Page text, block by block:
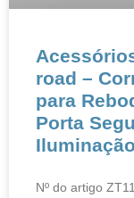
road –
para
Porta
Nº do artigo